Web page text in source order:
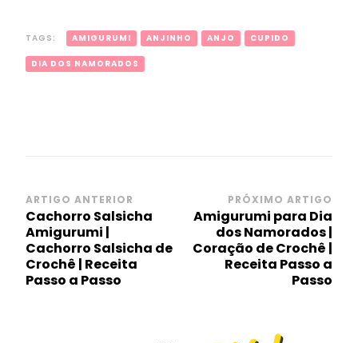
TAGS: AMIGURUMI ANJINHO ANJO CUPIDO
DIA DOS NAMORADOS
Navegação
de
post
ARTIGO ANTERIOR
Cachorro Salsicha
Amigurumi |
Cachorro Salsicha de
Crochê | Receita
Passo a Passo
PRÓXIMO ARTIGO
Amigurumi para Dia
dos Namorados |
Coração de Crochê |
Receita Passo a
Passo